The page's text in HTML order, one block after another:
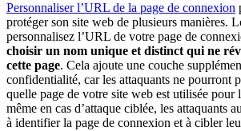
Personnaliser l’URL de la page de connexion
protéger son site web de plusieurs manières.
personnalisez l’URL de votre page de
choisir un nom unique et distinct qui ne
cette page. Cela ajoute une couche
confidentialité, car les attaquants ne pourront
quelle page de votre site web est utilisée
même en cas d’attaque ciblée, les attaquants
à identifier la page de connexion et à cibler